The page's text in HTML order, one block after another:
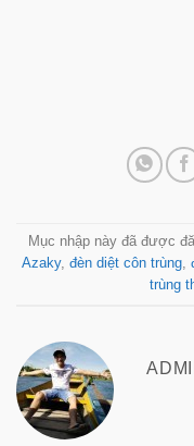
Mục nhập này đã được
Azaky, đèn diệt côn trùng,
trùng